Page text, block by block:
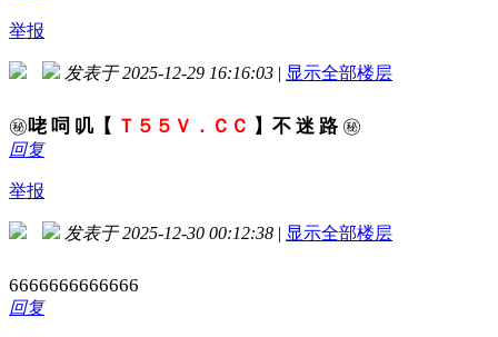
举报
发表于 2025-12-29 16:16:03 | 显示全部楼层
㊙️咾 呞 叽【 Ｔ５５Ｖ．ＣＣ 】不 迷 路 ㊙️
回复
举报
发表于 2025-12-30 00:12:38 | 显示全部楼层
6666666666666
回复